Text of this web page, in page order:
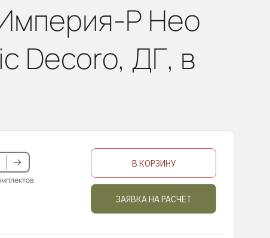
Р Нео
Decoro, ДГ, в
В КОРЗИНУ
ЗАЯВКА НА РАСЧЁТ